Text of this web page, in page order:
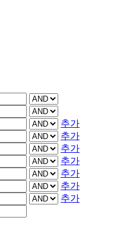
추가
추가
추가
추가
추가
추가
추가